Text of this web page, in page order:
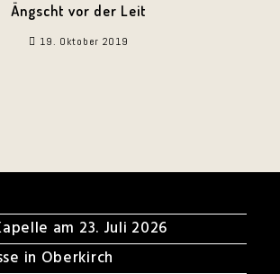
Ängscht vor der Leit
19. Oktober 2019
am 23. Juli 2026
in Oberkirch